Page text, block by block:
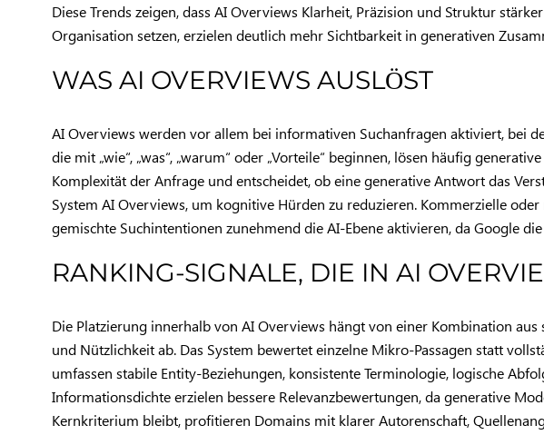
Diese Trends zeigen, dass AI Overviews Klarheit, Präzision und Struktur
Organisation setzen, erzielen deutlich mehr Sichtbarkeit in generativen
WAS AI OVERVIEWS AUSLÖST
AI Overviews werden vor allem bei informativen Suchanfragen aktiviert, bei
die mit „wie“, „was“, „warum“ oder „Vorteile“ beginnen, lösen häufig
Komplexität der Anfrage und entscheidet, ob eine generative Antwort das
System AI Overviews, um kognitive Hürden zu reduzieren. Kommerzielle
gemischte Suchintentionen zunehmend die AI-Ebene aktivieren, da Google
RANKING-SIGNALE, DIE IN AI
Die Platzierung innerhalb von AI Overviews hängt von einer Kombination
und Nützlichkeit ab. Das System bewertet einzelne Mikro-Passagen statt
umfassen stabile Entity-Beziehungen, konsistente Terminologie, logische
Informationsdichte erzielen bessere Relevanzbewertungen, da generative
Kernkriterium bleibt, profitieren Domains mit klarer Autorenschaft,